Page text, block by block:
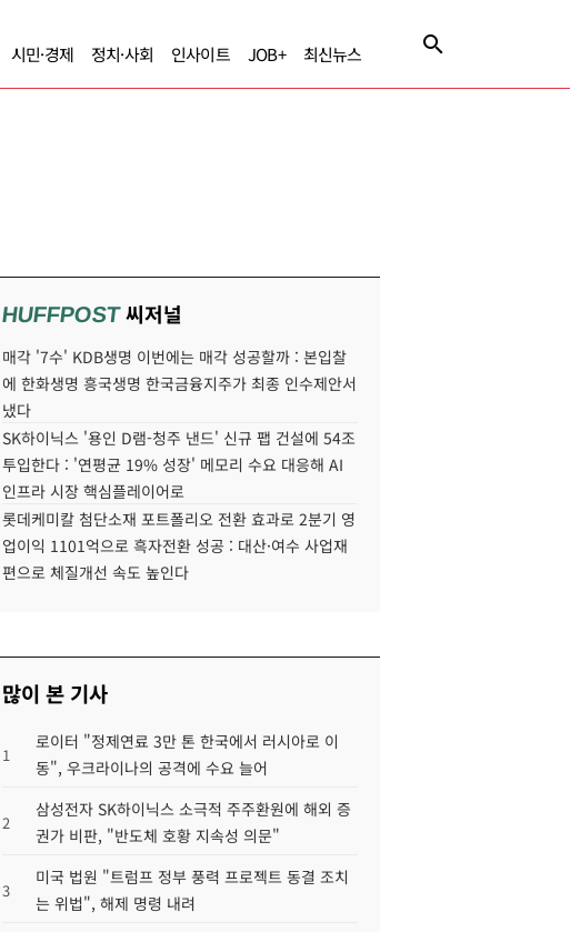
시민·경제 정치·사회 인사이트 JOB+ 최신뉴스
HUFFPOST씨저널
매각 '7수' KDB생명 이번에는 매각 성공할까 : 본입찰
에 한화생명 흥국생명 한국금융지주가 최종 인수제안서
냈다
SK하이닉스 '용인 D램-청주 낸드' 신규 팹 건설에 54조
투입한다 : '연평균 19% 성장' 메모리 수요 대응해 AI
인프라 시장 핵심플레이어로
롯데케미칼 첨단소재 포트폴리오 전환 효과로 2분기 영
업이익 1101억으로 흑자전환 성공 : 대산·여수 사업재
편으로 체질개선 속도 높인다
많이 본 기사
1
로이터 "정제연료 3만 톤 한국에서 러시아로 이
동", 우크라이나의 공격에 수요 늘어
2
삼성전자 SK하이닉스 소극적 주주환원에 해외 증
권가 비판, "반도체 호황 지속성 의문"
3
미국 법원 "트럼프 정부 풍력 프로젝트 동결 조치
는 위법", 해제 명령 내려